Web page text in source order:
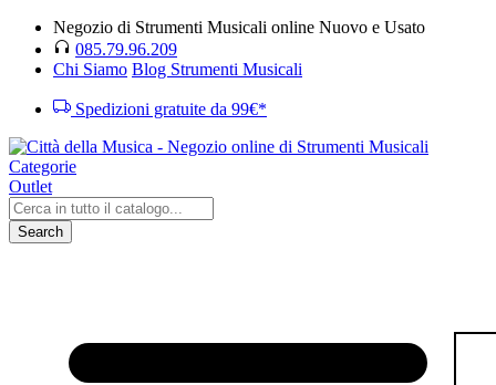
Negozio di Strumenti Musicali online Nuovo e Usato
085.79.96.209
Chi Siamo Blog Strumenti Musicali
Spedizioni gratuite da 99€*
Categorie
Outlet
Search